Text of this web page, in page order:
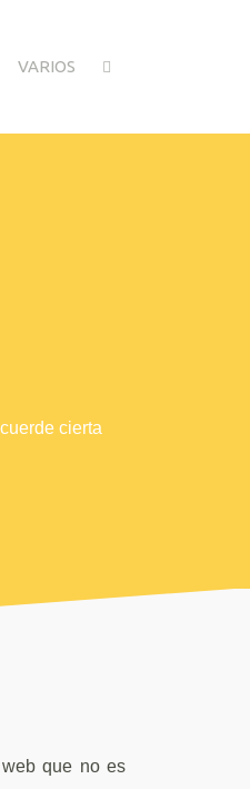
VARIOS
cierta
que no es